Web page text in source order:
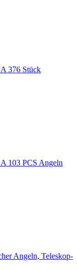
376 Stück
103 PCS Angeln
Angeln, Teleskop-